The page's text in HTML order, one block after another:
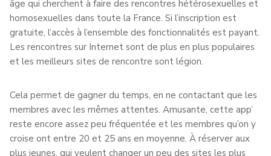
âge qui cherchent à faire des rencontres hétérosexuelles et
homosexuelles dans toute la France. Si l’inscription est
gratuite, l’accès à l’ensemble des fonctionnalités est payant.
Les rencontres sur Internet sont de plus en plus populaires
et les meilleurs sites de rencontre sont légion.
Cela permet de gagner du temps, en ne contactant que les
membres avec les mêmes attentes. Amusante, cette app’
reste encore assez peu fréquentée et les membres qu’on y
croise ont entre 20 et 25 ans en moyenne. À réserver aux
plus jeunes, qui veulent changer un peu des sites les plus